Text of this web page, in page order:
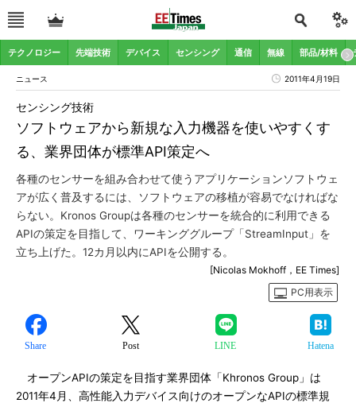
テクノロジー 先端技術 デバイス センシング 通信 無線 部品/材料
ニュース 2011年4月19日
ソフトウェアから新規な入力機器を使いやすくす
る、業界団体が標準API策定へ
センシング技術
各種のセンサーを組み合わせて使うアプリケーションソフトウェ
アが広く普及するには、ソフトウェアの移植が容易でなければな
らない。Kronos Groupは各種のセンサーを統合的に利用できる
APIの策定を目指して、ワーキンググループ「StreamInput」を
立ち上げた。12カ月以内にAPIを公開する。
[Nicolas Mokhoff，EE Times]
PC用表示
Share Post LINE Hatena
オープンAPIの策定を目指す業界団体「Khronos Group」は
2011年4月、高性能入力デバイス向けのオープンなAPIの標準規